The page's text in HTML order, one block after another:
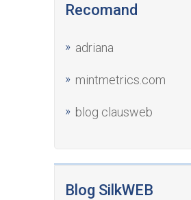
Recomand
adriana
mintmetrics.com
blog clausweb
Blog SilkWEB